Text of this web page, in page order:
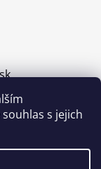
s jejich